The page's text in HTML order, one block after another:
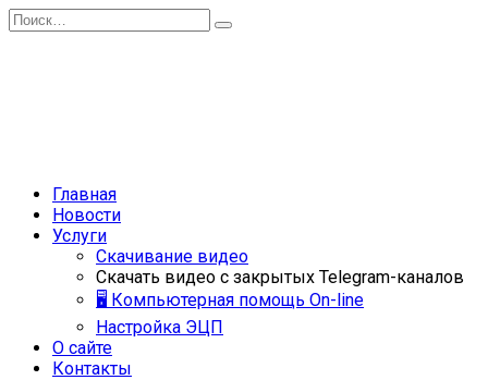
Перейти
к
Search
for:
Главная
Новости
Услуги
Скачивание видео
Скачать видео с закрытых Telegram-каналов
🖥 Компьютерная помощь On-line
Настройка ЭЦП
О сайте
Контакты